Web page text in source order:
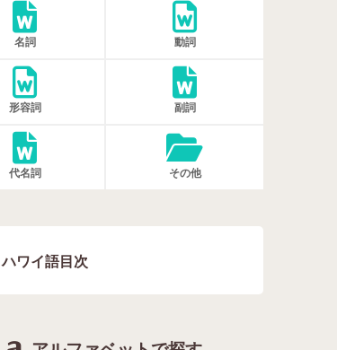
名詞 動詞
形容詞 副詞
代名詞 その他
ハワイ語目次